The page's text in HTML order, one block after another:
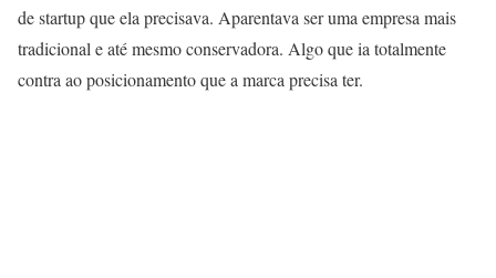
de startup que ela precisava. Aparentava ser uma empresa mais
tradicional e até mesmo conservadora. Algo que ia totalmente
contra ao posicionamento que a marca precisa ter.